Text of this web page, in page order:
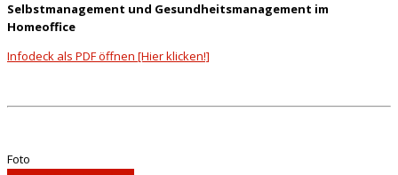
Selbstmanagement und Gesundheitsmanagement im
Homeoffice
Infodeck als PDF öffnen [Hier klicken!]
Foto